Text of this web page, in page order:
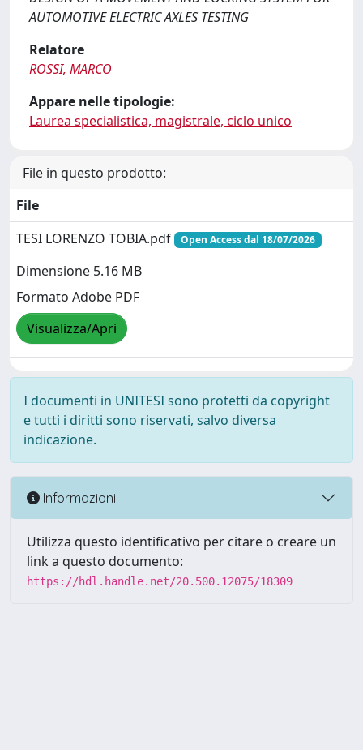
AUTOMOTIVE ELECTRIC AXLES TESTING
Relatore
ROSSI, MARCO
Appare nelle tipologie:
Laurea specialistica, magistrale, ciclo unico
File in questo prodotto:
File
TESI LORENZO TOBIA.pdf
Open Access dal 18/07/2026
Dimensione 5.16 MB
Formato Adobe PDF
Visualizza/Apri
I documenti in UNITESI sono protetti da copyright
e tutti i diritti sono riservati, salvo diversa
indicazione.
Informazioni
Utilizza questo identificativo per citare o creare un
link a questo documento:
https://hdl.handle.net/20.500.12075/18309